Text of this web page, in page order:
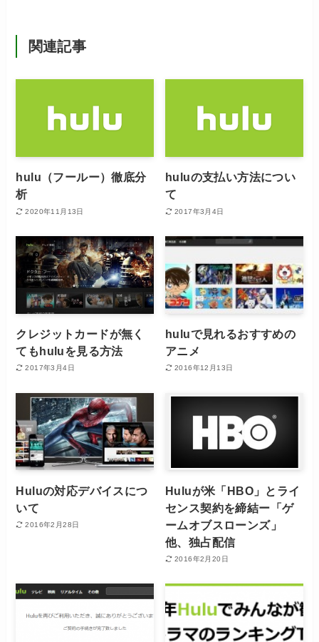
関連記事
hulu（フールー）徹底分
析
2020年11月13日
huluの支払い方法につい
て
2017年3月4日
クレジットカードが無く
てもhuluを見る方法
2017年3月4日
huluで見れるおすすめの
アニメ
2016年12月13日
Huluの対応デバイスにつ
いて
2016年2月28日
Huluが米「HBO」とライ
センス契約を締結ー「ゲ
ームオブスローンズ」
他、独占配信
2016年2月20日